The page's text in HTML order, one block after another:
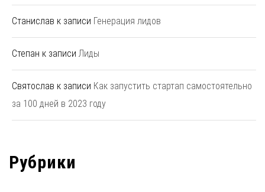
Станислав к записи Генерация лидов
Степан к записи Лиды
Святослав к записи Как запустить стартап самостоятельно
за 100 дней в 2023 году
Рубрики